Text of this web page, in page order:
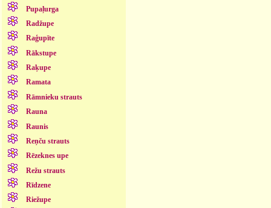
Pupaļurga
Radžupe
Raģupīte
Rākstupe
Raķupe
Ramata
Rāmnieku strauts
Rauna
Raunis
Reņču strauts
Rēzeknes upe
Režu strauts
Rīdzene
Riežupe